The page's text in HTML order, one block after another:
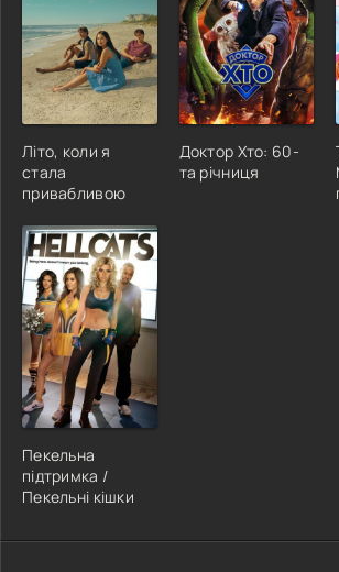
Літо, коли я
стала
привабливою
Доктор Хто: 60-
та річниця
Пекельна
підтримка /
Пекельні кішки